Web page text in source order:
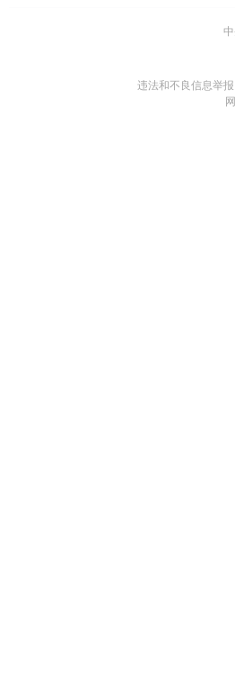
违法和不良信息举报